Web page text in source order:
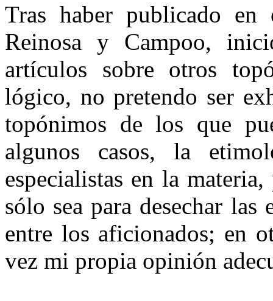
Tras haber publicado en
Reinosa y Campoo,
artículos sobre otros
lógico, no pretendo ser
topónimos de los que
algunos casos, la
especialistas en la
sólo sea para desechar
entre los aficionados; en
vez mi propia opinión